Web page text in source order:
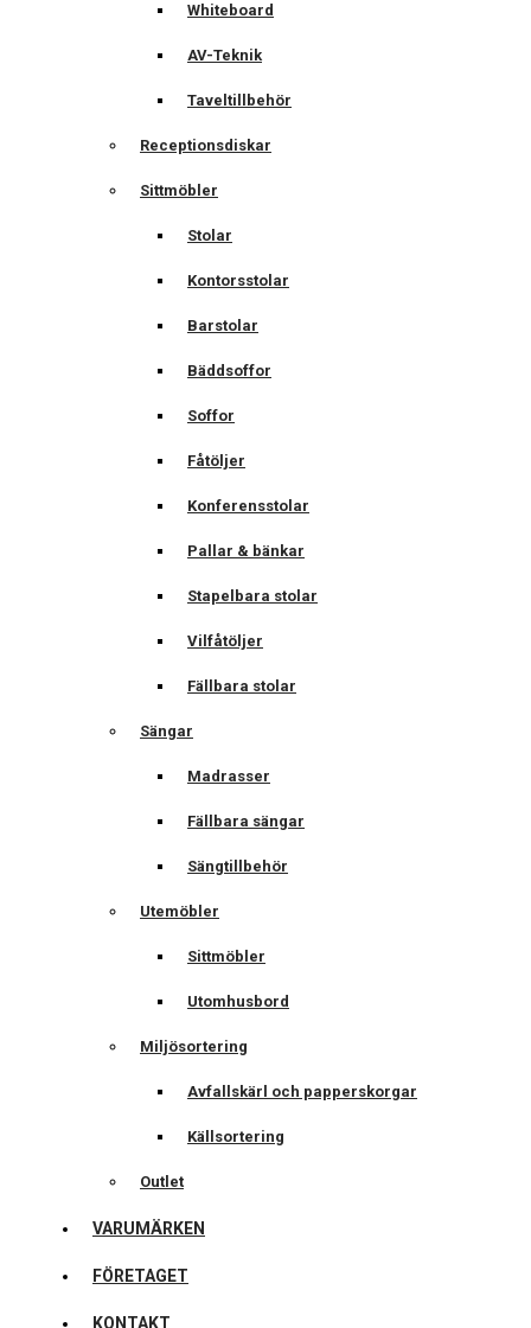
Whiteboard
AV-Teknik
Taveltillbehör
Receptionsdiskar
Sittmöbler
Stolar
Kontorsstolar
Barstolar
Bäddsoffor
Soffor
Fåtöljer
Konferensstolar
Pallar & bänkar
Stapelbara stolar
Vilfåtöljer
Fällbara stolar
Sängar
Madrasser
Fällbara sängar
Sängtillbehör
Utemöbler
Sittmöbler
Utomhusbord
Miljösortering
Avfallskärl och papperskorgar
Källsortering
Outlet
VARUMÄRKEN
FÖRETAGET
KONTAKT